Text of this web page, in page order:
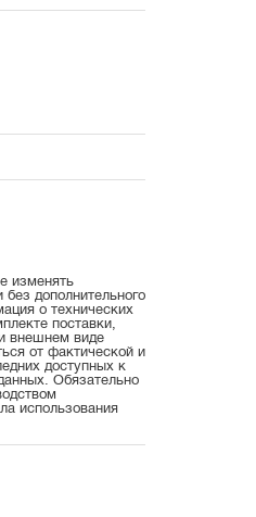
изменять
дополнительного
о технических
поставки,
внешнем виде
от фактической и
доступных к
Обязательно
использования